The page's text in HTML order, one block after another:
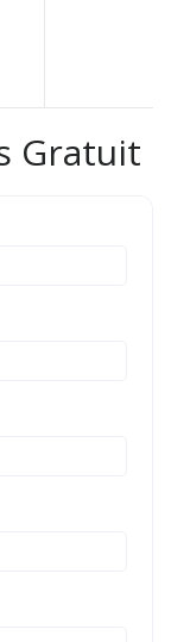
Gratuit